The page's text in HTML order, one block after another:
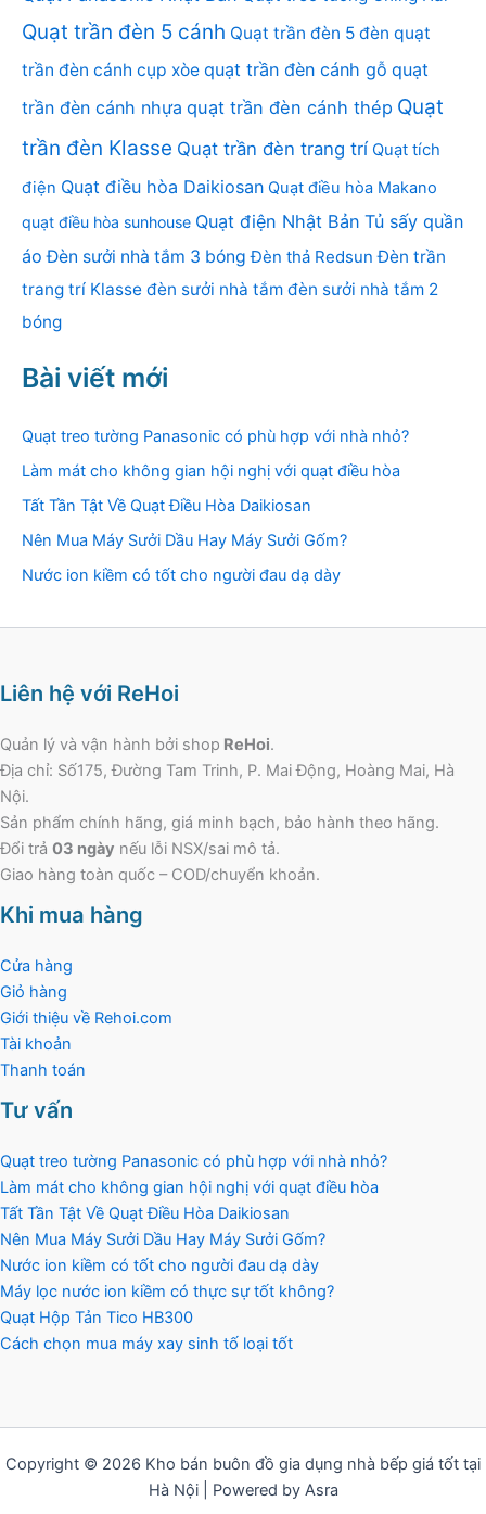
Quạt trần đèn 5 cánh Quạt trần đèn 5 đèn quạt
trần đèn cánh cụp xòe quạt trần đèn cánh gỗ quạt
trần đèn cánh nhựa quạt trần đèn cánh thép Quạt
trần đèn Klasse Quạt trần đèn trang trí Quạt tích
điện Quạt điều hòa Daikiosan Quạt điều hòa Makano
quạt điều hòa sunhouse Quạt điện Nhật Bản Tủ sấy quần
áo Đèn sưởi nhà tắm 3 bóng Đèn thả Redsun Đèn trần
trang trí Klasse đèn sưởi nhà tắm đèn sưởi nhà tắm 2
bóng
Bài viết mới
Quạt treo tường Panasonic có phù hợp với nhà nhỏ?
Làm mát cho không gian hội nghị với quạt điều hòa
Tất Tần Tật Về Quạt Điều Hòa Daikiosan
Nên Mua Máy Sưởi Dầu Hay Máy Sưởi Gốm?
Nước ion kiềm có tốt cho người đau dạ dày
Liên hệ với ReHoi
Quản lý và vận hành bởi shop ReHoi.
Địa chỉ: Số175, Đường Tam Trinh, P. Mai Động, Hoàng Mai, Hà
Nội.
Sản phẩm chính hãng, giá minh bạch, bảo hành theo hãng.
Đổi trả 03 ngày nếu lỗi NSX/sai mô tả.
Giao hàng toàn quốc – COD/chuyển khoản.
Khi mua hàng
Cửa hàng
Giỏ hàng
Giới thiệu về Rehoi.com
Tài khoản
Thanh toán
Tư vấn
Quạt treo tường Panasonic có phù hợp với nhà nhỏ?
Làm mát cho không gian hội nghị với quạt điều hòa
Tất Tần Tật Về Quạt Điều Hòa Daikiosan
Nên Mua Máy Sưởi Dầu Hay Máy Sưởi Gốm?
Nước ion kiềm có tốt cho người đau dạ dày
Máy lọc nước ion kiềm có thực sự tốt không?
Quạt Hộp Tản Tico HB300
Cách chọn mua máy xay sinh tố loại tốt
Copyright © 2026 Kho bán buôn đồ gia dụng nhà bếp giá tốt tại
Hà Nội | Powered by Asra